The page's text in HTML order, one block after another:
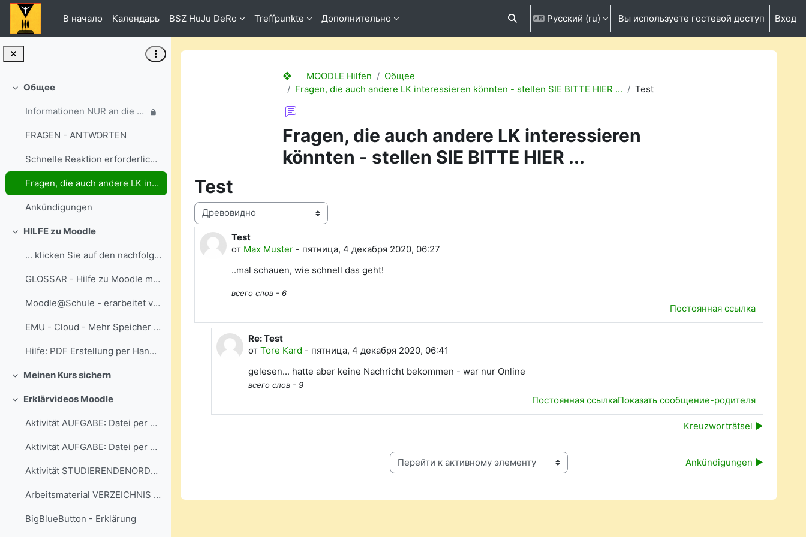
Перейти к основному содержанию
В начало
Календарь BSZ HuJu DeRo Treffpunkte Дополнительно Изменить данные поисковой строки
Русский ‎(ru)‎ Вы используете гостевой доступ Вход
Свернуть
Общее
Informationen NUR an die ausgewählten Gruppen
FRAGEN - ANTWORTEN
Schnelle Reaktion erforderlich? Dann nutzen Sie bi...
Fragen, die auch andere LK interessieren könnten - stellen SIE BITTE HIER ...
Ankündigungen
Свернуть
HILFE zu Moodle
... klicken Sie auf den nachfolgenden Link:
GLOSSAR - Hilfe zu Moodle mit Suchfunktion...
Moodle@Schule - erarbeitet von Jörg Bernstein - Kursaktivitäten mit Beispielen
EMU - Cloud - Mehr Speicher gefällig?
Hilfe: PDF Erstellung per Handy + Dateiabgabe bei Aktivität "Aufgabe"
Свернуть
Meinen Kurs sichern
Свернуть
Erklärvideos Moodle
Aktivität AUFGABE: Datei per Handy abgeben
Aktivität AUFGABE: Datei per PC / Mac abgeben
Aktivität STUDIERENDENORDNER - Dateispeicher im Kurs
Arbeitsmaterial VERZEICHNIS nutzen
BigBlueButton - Erklärung
❖ MOODLE Hilfen
Общее
Fragen, die auch andere LK interessieren könnten - stellen SIE BITTE HIER ...
Test
Fragen, die auch andere LK interessieren
könnten - stellen SIE BITTE HIER ...
Test
Режим отображения
Test
от Max Muster - пятница, 4 декабря 2020, 06:27
Количество ответов: 1
..mal schauen, wie schnell das geht!
всего слов - 6
Постоянная ссылка
В ответ на Max Muster
Re: Test
отTore Kard - пятница, 4 декабря 2020, 06:41
gelesen... hatte aber keine Nachricht bekommen - war nur Online
всего слов - 9
Постоянная ссылкаПоказать сообщение-родителя
Kreuzworträtsel ▶︎
Перейти к активному элементу Ankündigungen ▶︎